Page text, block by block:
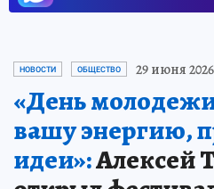
НОВОСТИ ОБЩЕСТВО 29 июня
«День
вашу энергию,
идеи»:Алексей